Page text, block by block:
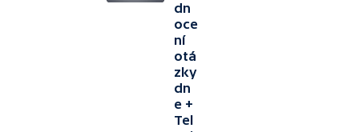
dn
oce
ní
otá
zky
dn
e +
Tel